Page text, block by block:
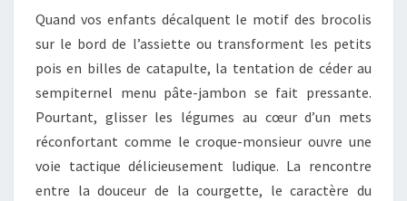
MONSIEUR
COURGETTE-
CHÈVRE
Quand vos enfants décalquent le motif des brocolis
sur le bord de l’assiette ou transforment les petits
pois en billes de catapulte, la tentation de céder au
sempiternel menu pâte-jambon se fait pressante.
Pourtant, glisser les légumes au cœur d’un mets
réconfortant comme le croque-monsieur ouvre une
voie tactique délicieusement ludique. La rencontre
entre la douceur de la courgette, le caractère du